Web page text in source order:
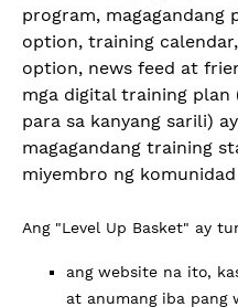
program, magagandang
option, training
option, news feed at
mga digital training plan
para sa kanyang sarili)
magagandang training
miyembro ng
Ang "Level Up Basket" ay
ang website na ito,
at anumang iba pang